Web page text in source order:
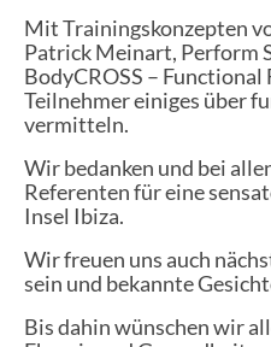
Mit Trainingskonzepten
Patrick Meinart, Perform
BodyCROSS –
Teilnehmer einiges über
vermitteln.
Wir bedanken und bei
Referenten für eine
Insel Ibiza.
Wir freuen uns auch
sein und bekannte
Bis dahin wünschen wir